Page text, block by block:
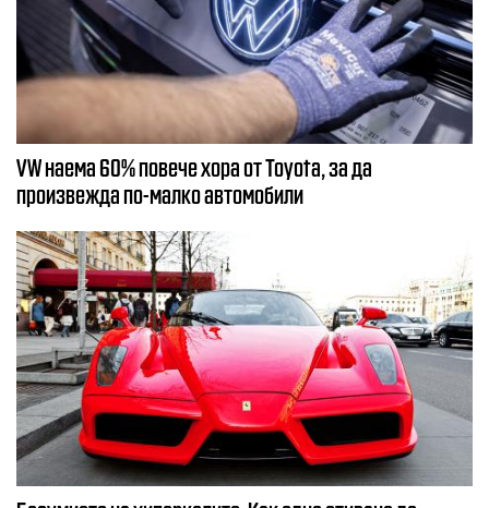
VW наема 60% повече хора от Toyota, за да
произвежда по-малко автомобили